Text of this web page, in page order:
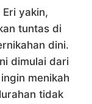
yakin,
tuntas di
dini.
dimulai dari
menikah
tidak